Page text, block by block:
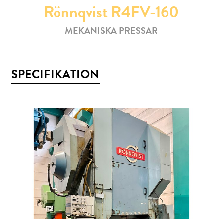
Rönnqvist R4FV-160
MEKANISKA PRESSAR
SPECIFIKATION